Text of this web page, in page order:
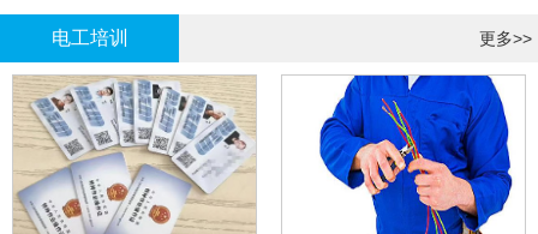
电工培训 更多>>